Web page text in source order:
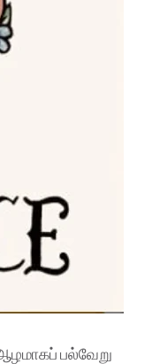
பல்வேறு